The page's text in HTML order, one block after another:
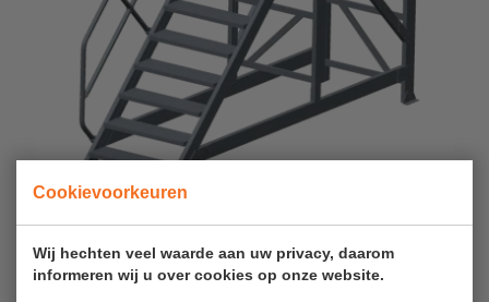
Cookievoorkeuren
Wij hechten veel waarde aan uw privacy, daarom
informeren wij u over cookies op onze website.
Vast opgesteld werkbordes met 45 graden trap
Optioneel